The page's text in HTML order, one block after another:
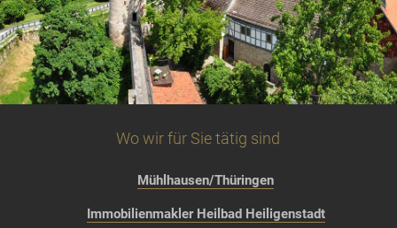
Wo wir für Sie tätig sind
Mühlhausen/Thüringen
Immobilienmakler Heilbad Heiligenstadt